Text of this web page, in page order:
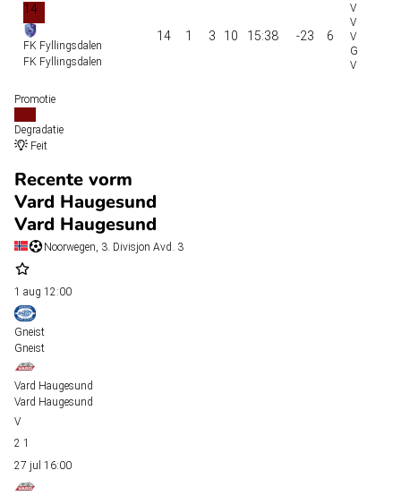
14
FK Fyllingsdalen
FK Fyllingsdalen
14 1 3 10 15:38 -23 6
Promotie
Degradatie
Feit
Recente vorm
Vard Haugesund
Vard Haugesund
Noorwegen, 3. Divisjon Avd. 3
1 aug 12:00
Gneist
Gneist
Vard Haugesund
Vard Haugesund
2 1
27 jul 16:00